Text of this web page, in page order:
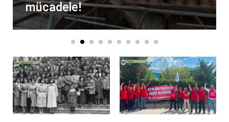
mücadele!